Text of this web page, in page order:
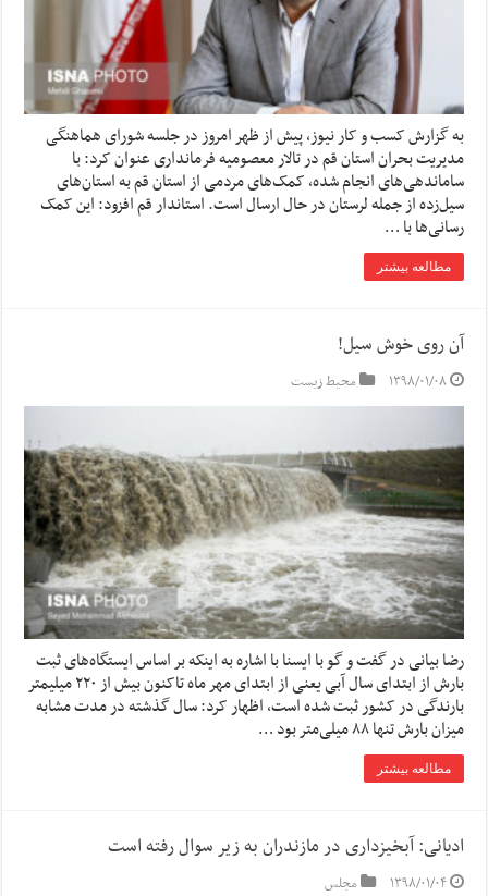
به گزارش کسب و کار نیوز، پیش از ظهر امروز در جلسه شورای هماهنگی
مدیریت بحران استان قم در تالار معصومیه فرمانداری عنوان کرد: با
ساماندهی‌های انجام شده، کمک‌های مردمی از استان قم به استان‌های
سیل‌زده از جمله لرستان در حال ارسال است. استاندار قم افزود: این کمک
رسانی‌ها با …
مطالعه بیشتر
آن روی خوش سیل!
۱۳۹۸/۰۱/۰۸ محیط زیست
رضا بیانی در گفت و گو با ایسنا با اشاره به اینکه بر اساس ایستگاه‌های ثبت
بارش از ابتدای سال آبی یعنی از ابتدای مهر ماه تاکنون بیش از ۲۲۰ میلیمتر
بارندگی در کشور ثبت شده است، اظهار کرد: سال گذشته در مدت مشابه
میزان بارش تنها ۸۸ میلی‌متر بود …
مطالعه بیشتر
ادیانی: آبخیزداری در مازندران به زیر سوال رفته است
۱۳۹۸/۰۱/۰۴ مجلس